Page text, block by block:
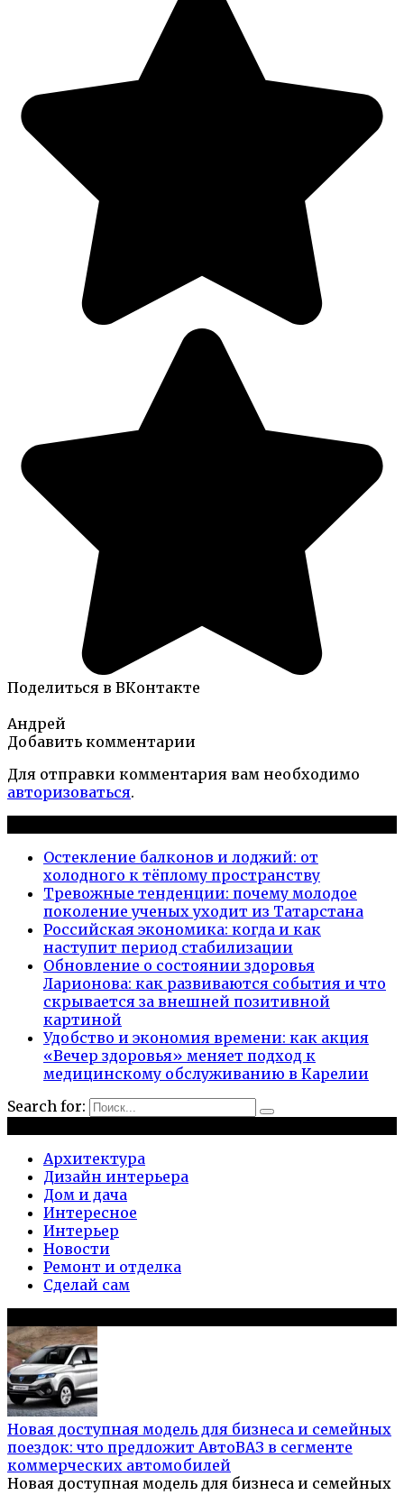
Поделиться в ВКонтакте
Андрей
Добавить комментарии
Для отправки комментария вам необходимо
авторизоваться.
Остекление балконов и лоджий: от
холодного к тёплому пространству
Тревожные тенденции: почему молодое
поколение ученых уходит из Татарстана
Российская экономика: когда и как
наступит период стабилизации
Обновление о состоянии здоровья
Ларионова: как развиваются события и что
скрывается за внешней позитивной
картиной
Удобство и экономия времени: как акция
«Вечер здоровья» меняет подход к
медицинскому обслуживанию в Карелии
Search for:
Архитектура
Дизайн интерьера
Дом и дача
Интересное
Интерьер
Новости
Ремонт и отделка
Сделай сам
Новая доступная модель для бизнеса и семейных
поездок: что предложит АвтоВАЗ в сегменте
коммерческих автомобилей
Новая доступная модель для бизнеса и семейных